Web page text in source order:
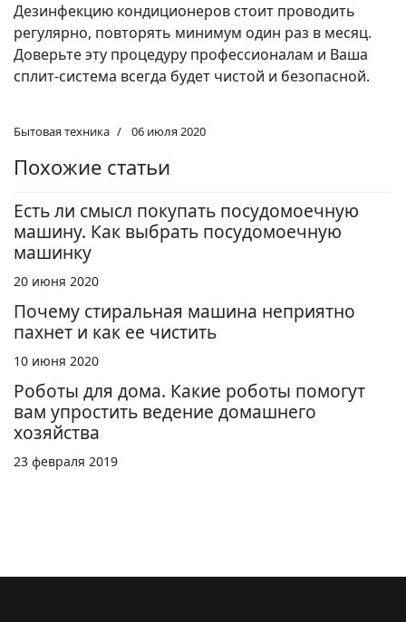
Дезинфекцию кондиционеров стоит проводить
регулярно, повторять минимум один раз в месяц.
Доверьте эту процедуру профессионалам и Ваша
сплит-система всегда будет чистой и безопасной.
Бытовая техника 06 июля 2020
Похожие статьи
Есть ли смысл покупать посудомоечную
машину. Как выбрать посудомоечную
машинку
20 июня 2020
Почему стиральная машина неприятно
пахнет и как ее чистить
10 июня 2020
Роботы для дома. Какие роботы помогут
вам упростить ведение домашнего
хозяйства
23 февраля 2019